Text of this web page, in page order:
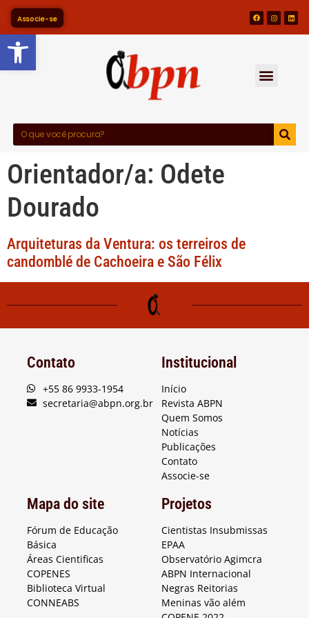
Barra de Ferramentas
Associe-se
Orientador/a: Odete
Dourado
Arquiteturas da Ventura: os terreiros de
candomblé de Cachoeira e São Félix
Contato
+55 86 9933-1954
secretaria@abpn.org.br
Institucional
Início
Revista ABPN
Quem Somos
Notícias
Publicações
Contato
Associe-se
Mapa do site
Fórum de Educação
Básica
Áreas Cientificas
COPENES
Biblioteca Virtual
CONNEABS
Projetos
Cientistas Insubmissas
EPAA
Observatório Agimcra
ABPN Internacional
Negras Reitorias
Meninas vão além